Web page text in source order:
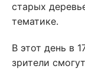
старых
тематике.
В этот день в
зрители